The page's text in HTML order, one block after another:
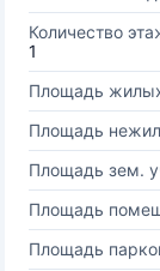
Количество
1
Площадь
Площадь
Площадь зем.
Площадь
Площадь